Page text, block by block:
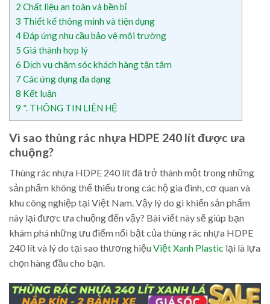
2 Chất liệu an toàn và bền bỉ
3 Thiết kế thông minh và tiện dụng
4Đáp ứng nhu cầu bảo vệ môi trường
5 Giá thành hợp lý
6 Dịch vụ chăm sóc khách hàng tận tâm
7 Các ứng dụng đa dạng
8 Kết luận
9 *. THÔNG TIN LIÊN HỆ
Vì sao thùng rác nhựa HDPE 240 lít được ưa
chuộng?
Thùng rác nhựa HDPE 240 lít đã trở thành một trong những
sản phẩm không thể thiếu trong các hộ gia đình, cơ quan và
khu công nghiệp tại Việt Nam. Vậy lý do gì khiến sản phẩm
này lại được ưa chuộng đến vậy? Bài viết này sẽ giúp bạn
khám phá những ưu điểm nổi bật của thùng rác nhựa HDPE
240 lít và lý do tại sao thương hiệuViệt Xanh Plastic lại là lựa
chọn hàng đầu cho bạn.